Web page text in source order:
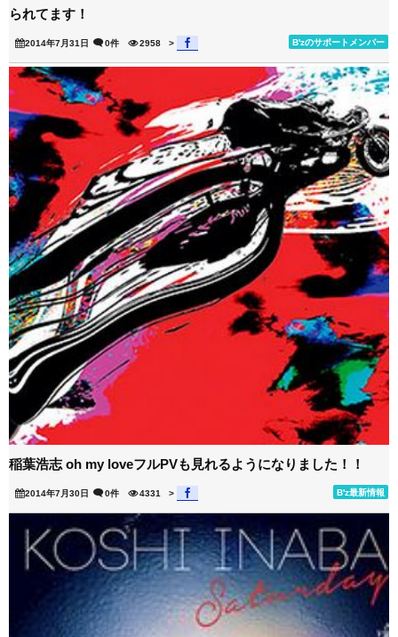
られてます！
2014年7月31日 B'zのサポートメンバー
0件 2958 >
稲葉浩志 oh my loveフルPVも見れるようになりました！！
2014年7月30日 B'z最新情報
0件 4331 >